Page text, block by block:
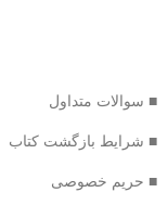
■ سوالات متداول
■ شرایط بازگشت کتاب
■ حریم خصوصی